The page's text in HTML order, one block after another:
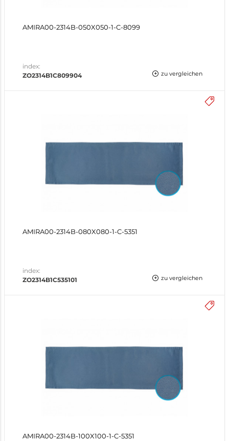
AMIRA00-2314B-050X050-1-C-8099
index:
ZO2314B1C809904
zu vergleichen
AMIRA00-2314B-080X080-1-C-5351
index:
ZO2314B1C535101
zu vergleichen
AMIRA00-2314B-100X100-1-C-5351